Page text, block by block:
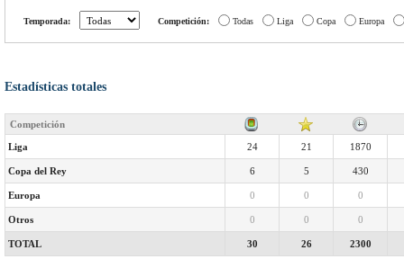
Temporada: Competición: Todas Liga Copa Europa
Estadísticas totales
Competición
Liga 24 21 1870
Copa del Rey 6 5 430
Europa 0 0 0
Otros 0 0 0
TOTAL 30 26 2300